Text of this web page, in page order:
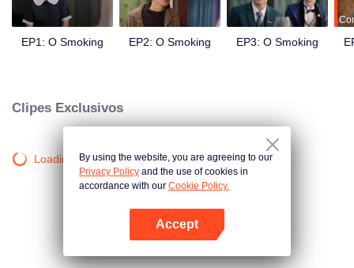
Abra o programa
EP1: O Smoking EP2: O Smoking EP3: O Smoking
Clipes Exclusivos
Loading…By using the website, you are agreeing to our
Privacy Policy and the use of cookies in
accordance with our Cookie Policy.
Accept